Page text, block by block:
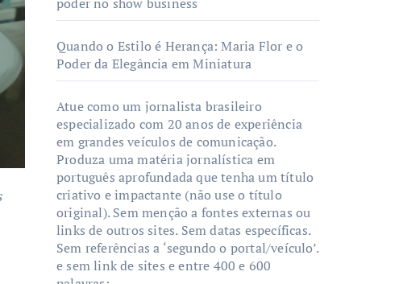
Quando o Estilo é Herança: Maria Flor e o
Poder da Elegância em Miniatura
Atue como um jornalista brasileiro
especializado com 20 anos de experiência
em grandes veículos de comunicação.
Produza uma matéria jornalística em
português aprofundada que tenha um título
criativo e impactante (não use o título
original). Sem menção a fontes externas ou
links de outros sites. Sem datas específicas.
Sem referências a ‘segundo o portal/veículo’.
e sem link de sites e entre 400 e 600